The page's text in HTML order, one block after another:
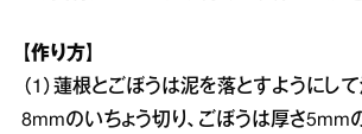
【作り方】
（1）蓮根とごぼうは泥を落とすようにし
8mmのいちょう切り、ごぼうは厚さ5mm